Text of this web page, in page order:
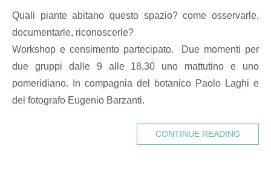
Quali piante abitano questo spazio? come osservarle,
documentarle, riconoscerle?
Workshop e censimento partecipato. Due momenti per
due gruppi dalle 9 alle 18,30 uno mattutino e uno
pomeridiano. In compagnia del botanico Paolo Laghi e
del fotografo Eugenio Barzanti.
CONTINUE READING